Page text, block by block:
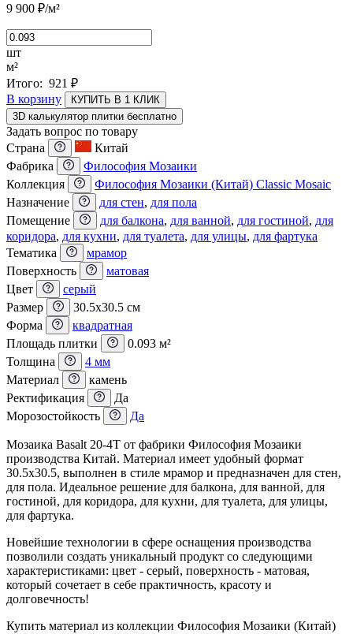
9 900 ₽/м²
шт
м²
Итого: 921 ₽
В корзину
КУПИТЬ В 1 КЛИК
3D калькулятор плитки бесплатно
Задать вопрос по товару
Страна
Китай
Фабрика
Философия Мозаики
Коллекция
Философия Мозаики (Китай) Classic Mosaic
Назначение
для стен, для пола
Помещение
для балкона, для ванной, для гостиной, для
коридора, для кухни, для туалета, для улицы, для фартука
Тематика
мрамор
Поверхность
матовая
Цвет
серый
Размер
30.5x30.5 см
Форма
квадратная
Площадь плитки
0.093 м²
Толщина
4 мм
Материал
камень
Ректификация
Да
Морозостойкость
Да
Мозаика Basalt 20-4T от фабрики Философия Мозаики
производства Китай. Материал имеет удобный формат
30.5x30.5, выполнен в стиле мрамор и предназначен для стен,
для пола. Идеальное решение для балкона, для ванной, для
гостиной, для коридора, для кухни, для туалета, для улицы,
для фартука.
Новейшие технологии в сфере оснащения производства
позволили создать уникальный продукт со следующими
характеристиками: цвет - серый, поверхность - матовая,
который сочетает в себе практичность, красоту и
долговечность!
Купить материал из коллекции Философия Мозаики (Китай)